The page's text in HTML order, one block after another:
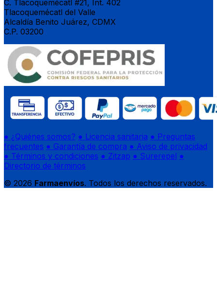
C. Tlacoquemécatl #21, Int. 402
Tlacoquemécatl del Valle
Alcaldía Benito Juárez, CDMX
C.P. 03200
● ¿Quiénes somos? ● Licencia sanitaria ● Preguntas
frecuentes ● Garantía de compra ● Aviso de privacidad
● Términos y condiciones ● Zitzap ● Surerepel ●
Directorio de términos
© 2026 Farmaenvíos. Todos los derechos reservados.